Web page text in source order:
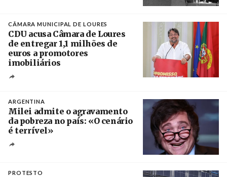
CÂMARA MUNICIPAL DE LOURES
CDU acusa Câmara de Loures
de entregar 1,1 milhões de
euros a promotores
imobiliários
ARGENTINA
Milei admite o agravamento
da pobreza no país: «O cenário
é terrível»
PROTESTO